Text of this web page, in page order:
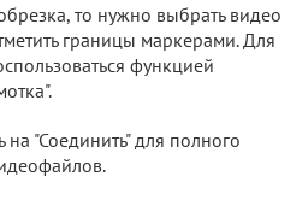
то нужно выбрать видео
границы маркерами. Для
функцией
на "Соединить" для полного